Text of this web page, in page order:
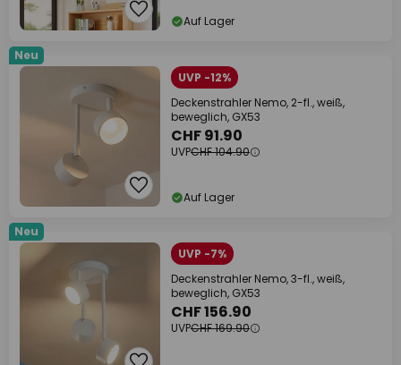
Auf Lager
Neu
UVP -12%
Deckenstrahler Nemo, 2-fl., weiß,
beweglich, GX53
CHF 91.90
UVPCHF 104.90
Auf Lager
Neu
UVP -7%
Deckenstrahler Nemo, 3-fl., weiß,
beweglich, GX53
CHF 156.90
UVPCHF 169.90